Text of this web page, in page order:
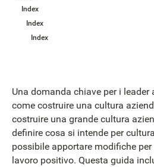
Index
Index
Index
Una domanda chiave per i leader
come costruire una cultura
costruire una grande cultura
definire cosa si intende per
possibile apportare modifiche
lavoro positivo. Questa guida